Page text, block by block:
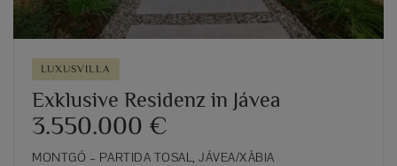
LUXUSVILLA
Exklusive Residenz in Jávea
3.550.000 €
MONTGÓ – PARTIDA TOSAL, JÁVEA/XÀBIA